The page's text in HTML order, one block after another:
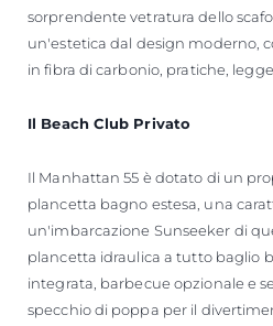
sorprendente vetratura dello
un'estetica dal design moderno,
in fibra di carbonio, pratiche,
Il Beach Club Privato
Il Manhattan 55 è dotato di un
plancetta bagno estesa, una
un'imbarcazione Sunseeker di
plancetta idraulica a tutto baglio
integrata, barbecue opzionale e
specchio di poppa per il